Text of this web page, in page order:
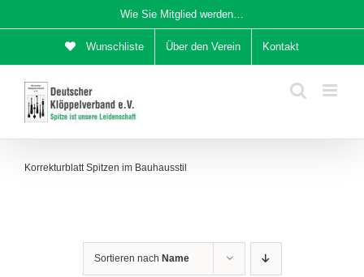
Inhalt
Wie Sie Mitglied werden…
Wunschliste Über den Verein Kontakt
Korrekturblatt Spitzen im Bauhausstil
Sortieren nach Name